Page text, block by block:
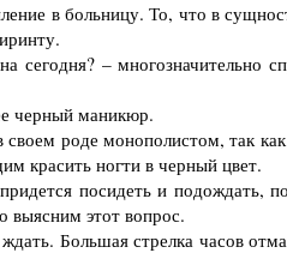
в больницу. То, что в
– многозначительно
черный маникюр.
роде монополистом, так
красить ногти в черный цвет.
посидеть и подождать,
выясним этот вопрос.
Большая стрелка часов